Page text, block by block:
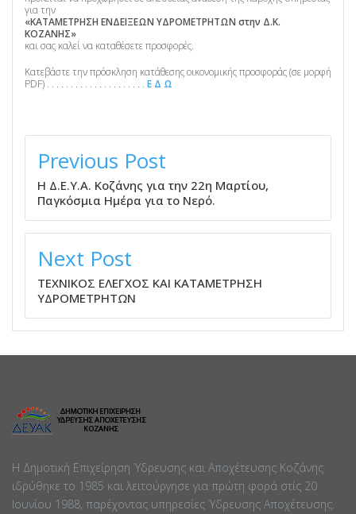
για την
«ΚΑΤΑΜΕΤΡΗΣΗ ΕΝΔΕΙΞΕΩΝ ΥΔΡΟΜΕΤΡΗΤΩΝ στην Δ.Κ.
ΚΟΖΑΝΗΣ»
και σας καλεί να καταθέσετε προσφορές.
Κατεβάστε την πρόσκληση κατάθεσης οικονομικής προσφοράς (σε μορφή
PDF) . . . . . . . . . . . . . . . . . . . . . Ε Δ Ω
ΠΛΟΉΓΗΣΗ
ΆΡΘΡΩΝ
Previous Post
Η Δ.Ε.Υ.Α. Κοζάνης για την 22η Μαρτίου,
Παγκόσμια Ημέρα για το Νερό.
Next Post
ΤΕΧΝΙΚΟΣ ΕΛΕΓΧΟΣ ΚΑΙ ΚΑΤΑΜΕΤΡΗΣΗ
ΥΔΡΟΜΕΤΡΗΤΩΝ
Η Δημοτική Επιχείρηση Ύδρευσης και Αποχέτευσης Κοζάνης
ιδρύθηκε το 1985 και λειτούργησε για πρώτη φορά στίς 20
Ιουνίου 1988, παρέχοντας υπηρεσίες Ύδρευσης Αποχέτευσης.